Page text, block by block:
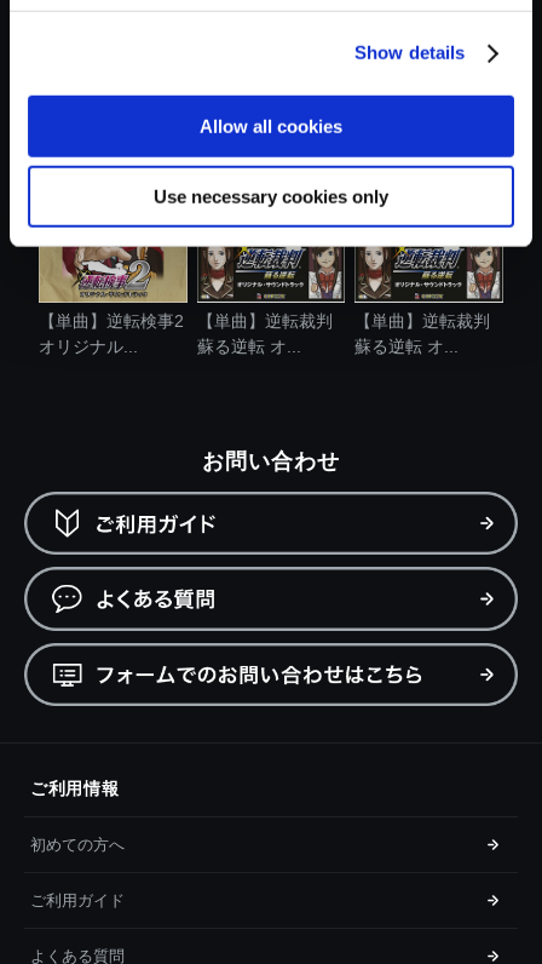
Show details
Allow all cookies
Use necessary cookies only
【単曲】逆転検事2
オリジナル...
【単曲】逆転裁判
蘇る逆転 オ...
【単曲】逆転裁判
蘇る逆転 オ...
お問い合わせ
ご利用情報
初めての方へ
ご利用ガイド
よくある質問